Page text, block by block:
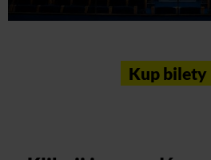
Kup bilety